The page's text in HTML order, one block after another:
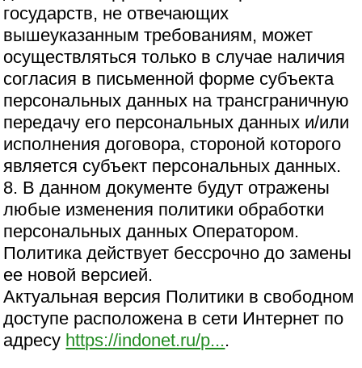
государств, не отвечающих
вышеуказанным требованиям, может
осуществляться только в случае наличия
согласия в письменной форме субъекта
персональных данных на трансграничную
передачу его персональных данных и/или
исполнения договора, стороной которого
является субъект персональных данных.
8. В данном документе будут отражены
любые изменения политики обработки
персональных данных Оператором.
Политика действует бессрочно до замены
ее новой версией.
Актуальная версия Политики в свободном
доступе расположена в сети Интернет по
адресу https://indonet.ru/p....